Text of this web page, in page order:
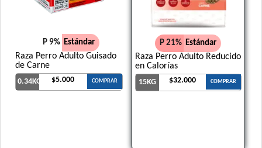
P 9% Estándar
Raza Perro Adulto Guisado
de Carne
0.34KG $5.000 COMPRAR
P 21% Estándar
Raza Perro Adulto Reducido
en Calorías
15KG $32.000 COMPRAR